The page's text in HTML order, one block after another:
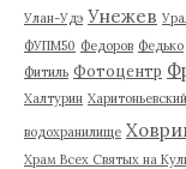
Улан-Удэ Унежев
ФУПМ50 Федоров Федько
Фитиль Фотоцентр
Халтурин Харитоньевский
водохранилище
Храм Всех Святых на